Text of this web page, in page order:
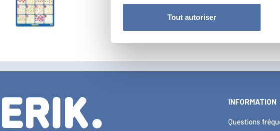
Tout autoriser
INFORMATION
Questions